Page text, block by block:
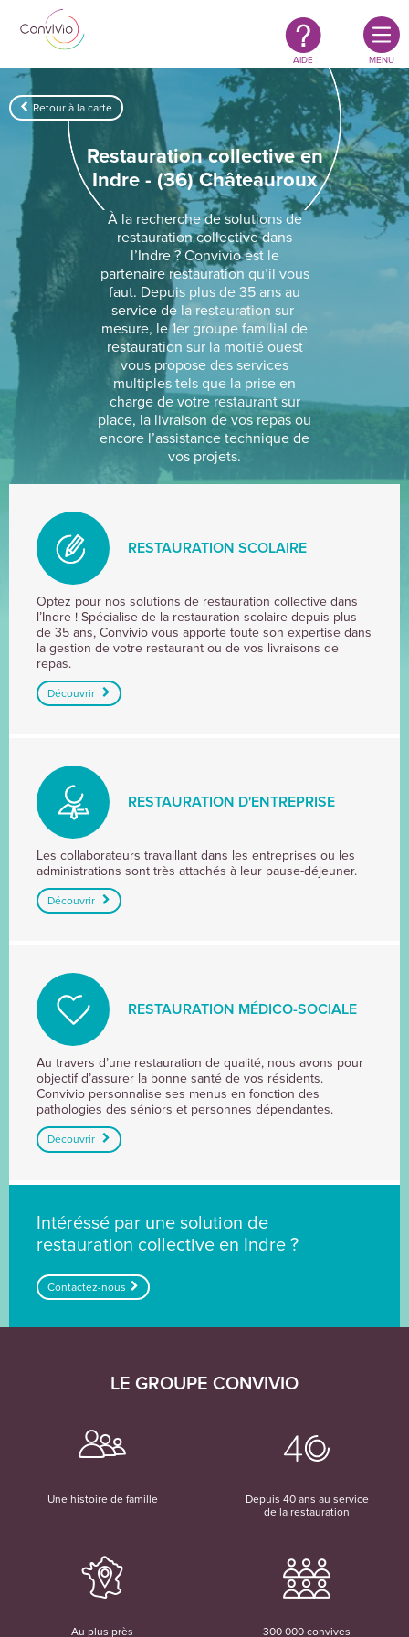
Aller au contenu principal
Restauration
authentique
responsable
AIDE MENU
Retour à la carte
Restauration collective en
Indre - (36) Châteauroux
À la recherche de solutions de
restauration collective dans
l’Indre ? Convivio est le
partenaire restauration qu’il vous
faut. Depuis plus de 35 ans au
service de la restauration sur-
mesure, le 1er groupe familial de
restauration sur la moitié ouest
vous propose des services
multiples tels que la prise en
charge de votre restaurant sur
place, la livraison de vos repas ou
encore l’assistance technique de
vos projets.
RESTAURATION SCOLAIRE
RESTAURATION
SCOLAIRE
Optez pour nos solutions de restauration collective dans
l’Indre ! Spécialise de la restauration scolaire depuis plus
de 35 ans, Convivio vous apporte toute son expertise dans
la gestion de votre restaurant ou de vos livraisons de
repas.
Découvrir
RESTAURATION D'ENTREPRISE
RESTAURATION
D'ENTREPRISE
Les collaborateurs travaillant dans les entreprises ou les
administrations sont très attachés à leur pause-déjeuner.
Découvrir
RESTAURATION MÉDICO-SOCIALE
RESTAURATION
MÉDICO-
SOCIALE
Au travers d’une restauration de qualité, nous avons pour
objectif d’assurer la bonne santé de vos résidents.
Convivio personnalise ses menus en fonction des
pathologies des séniors et personnes dépendantes.
Découvrir
Intéréssé par une solution de
restauration collective en Indre ?
Contactez-nous
LE GROUPE CONVIVIO
Une histoire de famille
Depuis 40 ans au service
de la restauration
Au plus près
300 000 convives